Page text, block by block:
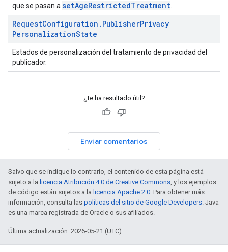
que se pasan a setAgeRestrictedTreatment
RequestConfiguration . PublisherPrivacy
PersonalizationState
Estados de personalización del tratamiento de privacidad del
publicador.
¿Te ha resultado útil?
Enviar comentarios
Salvo que se indique lo contrario, el contenido de esta página está
sujeto a la licencia Atribución 4.0 de Creative Commons, y los ejemplos
de código están sujetos a la licencia Apache 2.0. Para obtener más
información, consulta las políticas del sitio de Google Developers. Java
es una marca registrada de Oracle o sus afiliados.
Última actualización: 2026-05-21 (UTC)